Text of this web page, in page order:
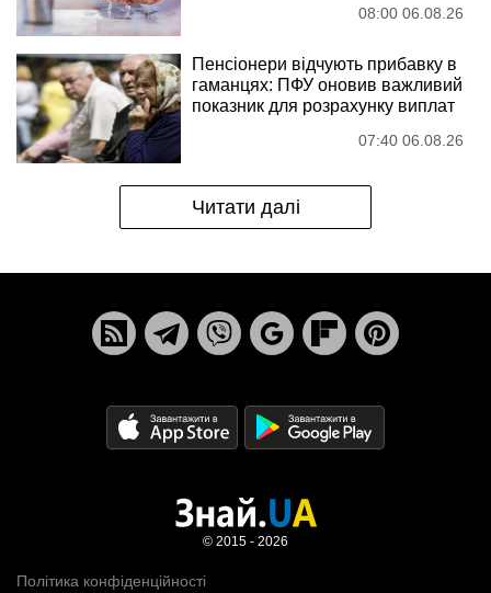
08:00 06.08.26
Пенсіонери відчують прибавку в
гаманцях: ПФУ оновив важливий
показник для розрахунку виплат
07:40 06.08.26
Читати далі
Політика конфіденційності
© 2015 - 2026